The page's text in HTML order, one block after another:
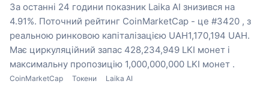
За останні 24 години показник Laika AI знизився на
4.91%. Поточний рейтинг CoinMarketCap - це #3420 , з
реальною ринковою капіталізацією UAH1,170,194 UAH.
Має циркуляційний запас 428,234,949 LKI монет і
максимальну пропозицію 1,000,000,000 LKI монет .
CoinMarketCap Токени Laika AI